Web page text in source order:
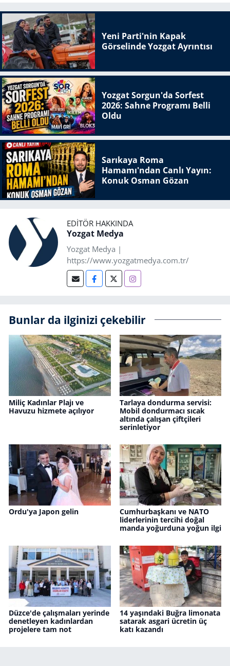
Yeni Parti'nin Kapak
Görselinde Yozgat Ayrıntısı
Yozgat Sorgun'da Sorfest
2026: Sahne Programı Belli
Oldu
Sarıkaya Roma
Hamamı'ndan Canlı Yayın:
Konuk Osman Gözan
EDITÖR HAKKINDA
Yozgat Medya
Yozgat Medya |
https://www.yozgatmedya.com.tr/
Bunlar da ilginizi çekebilir
Miliç Kadınlar Plajı ve
Havuzu hizmete açılıyor
Tarlaya dondurma servisi:
Mobil dondurmacı sıcak
altında çalışan çiftçileri
serinletiyor
Ordu'ya Japon gelin
Cumhurbaşkanı ve NATO
liderlerinin tercihi doğal
manda yoğurduna yoğun ilgi
Düzce'de çalışmaları yerinde
denetleyen kadınlardan
projelere tam not
14 yaşındaki Buğra limonata
satarak asgari ücretin üç
katı kazandı